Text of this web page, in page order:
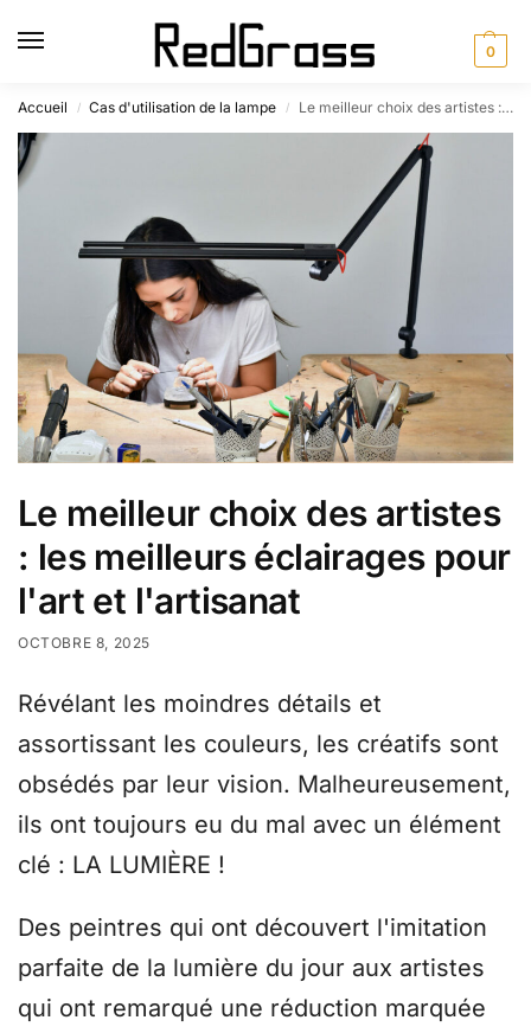
0
Accueil / Cas d'utilisation de la lampe / Le meilleur choix des artistes : les meilleurs éclairages pour l'art et l'artisanat
Le meilleur choix des artistes
: les meilleurs éclairages pour
l'art et l'artisanat
OCTOBRE 8, 2025
Révélant les moindres détails et
assortissant les couleurs, les créatifs sont
obsédés par leur vision. Malheureusement,
ils ont toujours eu du mal avec un élément
clé : LA LUMIÈRE !
Des peintres qui ont découvert l'imitation
parfaite de la lumière du jour aux artistes
qui ont remarqué une réduction marquée